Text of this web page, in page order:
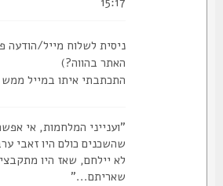
ניסית לשלוח מייל/הודעה
האתר בהווה?)
התכתבתי איתו במייל ממש
"וענייני המלחמות, אי אפשר
שהשכנים כולם היו זאבי ערב
לא יילחם, שאז היו מתקבצים
שאריתם..."